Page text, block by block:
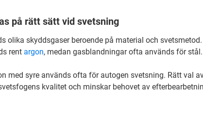
på rätt sätt vid svetsning
olika skyddsgaser beroende på material och
rent argon, medan gasblandningar ofta används för stål.
med syre används ofta för autogen svetsning. Rätt val
kvalitet och minskar behovet av